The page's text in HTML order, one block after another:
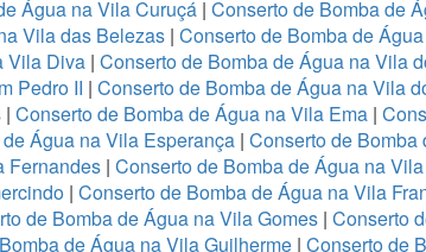
Água na Vila Curuçá | Conserto de Bomba de
Vila das Belezas| Conserto de Bomba de
Vila Diva| Conserto de Bomba de Água na Vila
Pedro II | Conserto de Bomba de Água na Vila
| Conserto de Bomba de Água na Vila Ema |
Água na Vila Esperança | Conserto de
Fernandes| Conserto de Bomba de Água na
| Conserto de Bomba de Água na Vila
de Bomba de Água na Vila Gomes | Conserto
de Água na Vila Guilherme | Conserto de